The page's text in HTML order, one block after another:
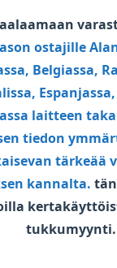
ostajille
Belgiassa,
laitteen
tiedon
tärkeää
kannalta.
tukkumyynti.